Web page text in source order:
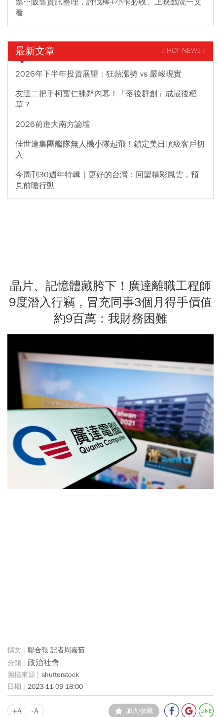
看
最新文章 / HOT NEWS /
2026年下半年投資展望：狂熱漲勢 vs 嚴峻現實
友達二把手柯富仁裸辭內幕！「落後群創」成最後稻
草？
2026前進大南方論壇
佳世達集團艦隊無人機小隊起飛！鎖定美日頂級客戶切
入
今周刊30週年特輯｜更好的台灣：回望精彩風雲，預
見前瞻行動
晶片、記憶體藏胯下！廣達離職工程師
9度潛入行竊，冒充同事3個月得手價值
約9百萬：我財務困難
聯合報 記者周嘉茹
政治社會
shutterstock
2023-11-09 18:00
+A -A 加入收藏